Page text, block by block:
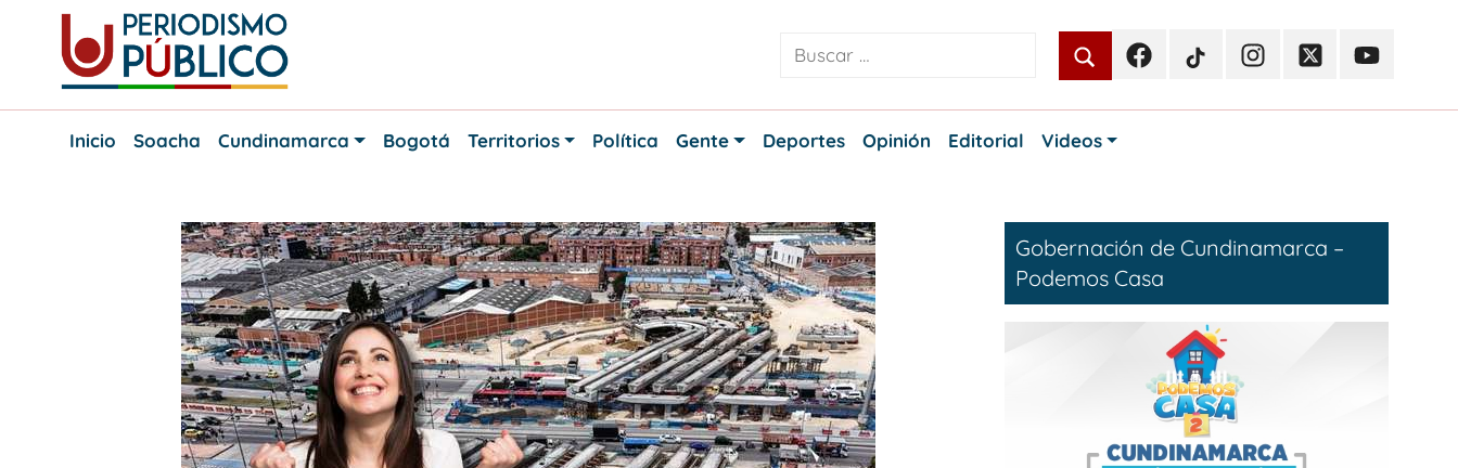
content
Periodismo
Noticias
FacebookTikTokInstagramTwitterYoutube
Inicio
Soacha Cundinamarca Bogotá Territorios Política Gente Deportes Opinión Editorial Videos
Gobernación de Cundinamarca –
Podemos Casa